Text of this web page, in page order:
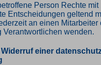
Person Rechte mit
Entscheidungen geltend
an einen Mitarbeiter
Verantwortlichen wenden.
Widerruf einer